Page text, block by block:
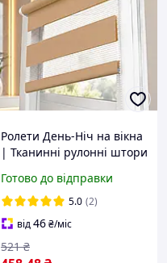
Ролети День-Ніч на вікна
| Тканинні рулонні штори
Ніч | Рольштори |
Ролокасети Пісочний
Готово до відправки
5.0 (2)
від46₴/міс
521 ₴